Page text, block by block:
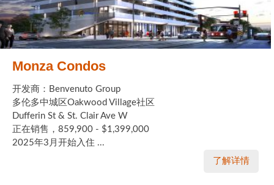
Monza Condos
开发商：Benvenuto Group
多伦多中城区Oakwood Village社区
Dufferin St & St. Clair Ave W
正在销售，859,900 - $1,399,000
2025年3月开始入住 ...
了解详情